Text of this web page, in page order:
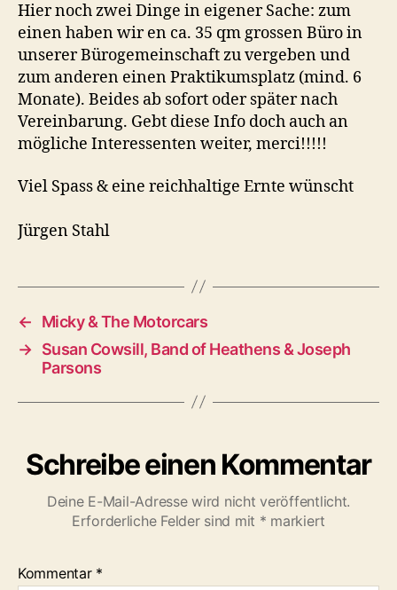
Hier noch zwei Dinge in eigener Sache: zum
einen haben wir en ca. 35 qm grossen Büro in
unserer Bürogemeinschaft zu vergeben und
zum anderen einen Praktikumsplatz (mind. 6
Monate). Beides ab sofort oder später nach
Vereinbarung. Gebt diese Info doch auch an
mögliche Interessenten weiter, merci!!!!!
Viel Spass & eine reichhaltige Ernte wünscht
Jürgen Stahl
←
Micky & The Motorcars
→ Susan Cowsill, Band of Heathens & Joseph
Parsons
Schreibe einen Kommentar
Deine E-Mail-Adresse wird nicht veröffentlicht.
Erforderliche Felder sind mit * markiert
Kommentar *